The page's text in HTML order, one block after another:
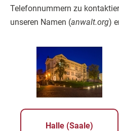
Telefonnummern zu
unseren Namen (anwalt.org)
Halle (Saale)